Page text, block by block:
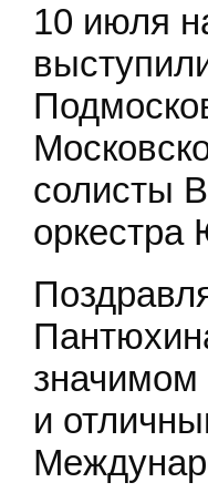
10 июля
солисты
значимом
и